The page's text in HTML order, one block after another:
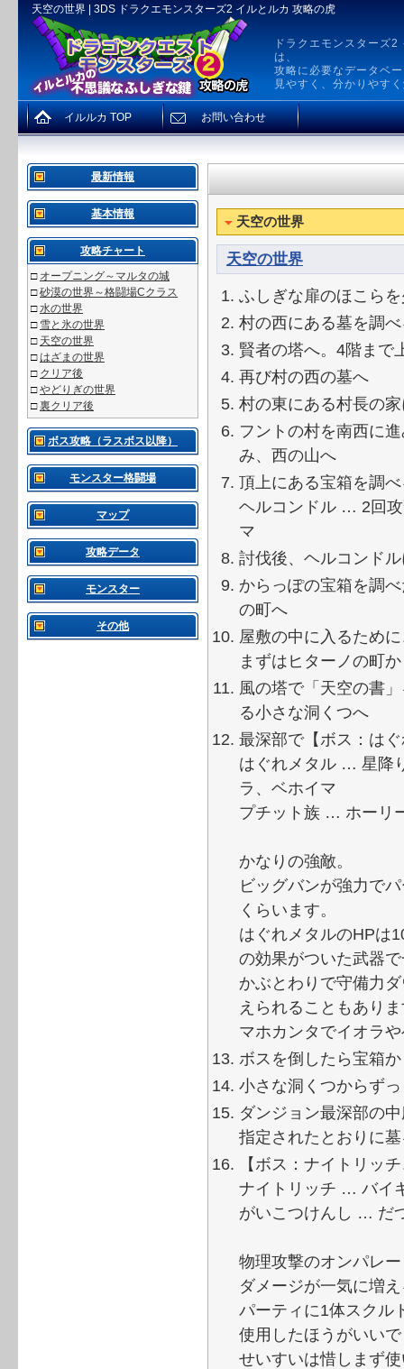
天空の世界 | 3DS ドラクエモンスターズ2 イルとルカ 攻略の虎
ドラクエモンスターズ
は、
攻略に必要なデータベ
見やすく、分かりやす
最新情報
基本情報
攻略チャート
□ オープニング～マルタの城
□砂漠の世界～格闘場Cクラス
□水の世界
□ 雪と氷の世界
□ 天空の世界
□はざまの世界
□ クリア後
□やどりぎの世界
□裏クリア後
ボス攻略（ラスボス以降）
モンスター格闘場
マップ
攻略データ
モンスター
その他
天空の世界
天空の世界
ふしぎな扉のほこら
村の西にある墓を調
賢者の塔へ。4階まで
再び村の西の墓へ
村の東にある村長の
フントの村を南西に
み、西の山へ
頂上にある宝箱を調
ヘルコンドル … 2回
マ
討伐後、ヘルコンド
からっぽの宝箱を調
の町へ
屋敷の中に入るため
まずはヒターノの町
風の塔で「天空の書
る小さな洞くつへ
最深部で【ボス：は
はぐれメタル … 星降
ラ、ベホイマ
プチット族 … ホーリ
かなりの強敵。
ビッグバンが強力で
くらいます。
はぐれメタルのHPは
の効果がついた武器
かぶとわりで守備力
えられることもあり
マホカンタでイオラ
ボスを倒したら宝箱
小さな洞くつからず
ダンジョン最深部の
指定されたとおりに
【ボス：ナイトリッ
ナイトリッチ … バイ
がいこつけんし … だ
物理攻撃のオンパレ
ダメージが一気に増
パーティに1体スクル
使用したほうがいい
せいすいは惜しまず
イルルカ TOP お問い合わせ